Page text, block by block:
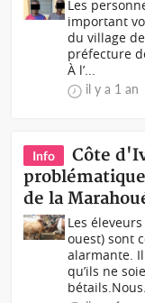
Les
important
du village
préfecture
À l’...
il y a 1 an
Info
Côte
de la
Les
ouest) sont
alarmante.
qu’ils ne